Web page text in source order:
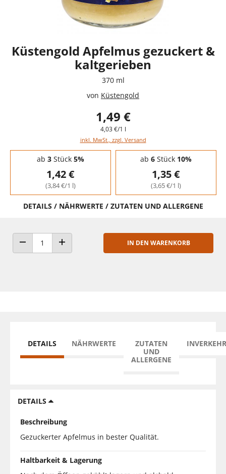
Küstengold Apfelmus gezuckert &
kaltgerieben
370 ml
von Küstengold
1,49 €
4,03 €/1 l
inkl. MwSt., zzgl. Versand
Staffelpreise - Mengenrabatt
ab 3Stück 5%
1,42 €
(3,84 €/1 l)
ab 6Stück 10%
1,35 €
(3,65 €/1 l)
DETAILS / NÄHRWERTE / ZUTATEN UND ALLERGENE
ANZAHL VERRINGERNANZAHL ERHÖHEN
IN DEN WARENKORB
DETAILS NÄHRWERTE
ZUTATEN
UND
ALLERGENE
DETAILS
Beschreibung
Gezuckerter Apfelmus in bester Qualität.
Haltbarkeit & Lagerung